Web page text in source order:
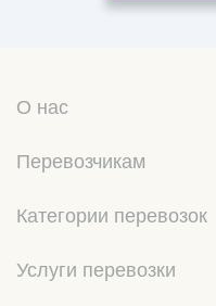
О нас
Перевозчикам
Категории перевозок
Услуги перевозки